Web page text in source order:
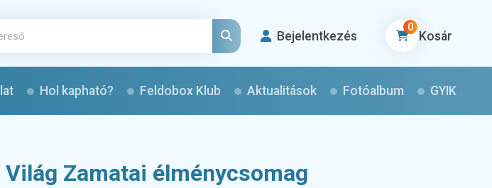
Bejelentkezés Kosár
0
Hol kapható? Feldobox Klub Aktualitások Fotóalbum GYIK
Zamatai élménycsomag